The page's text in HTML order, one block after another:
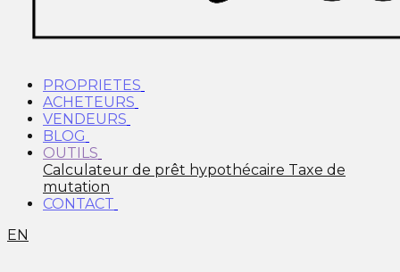
PROPRIETES
ACHETEURS
VENDEURS
BLOG
OUTILS
Calculateur de prêt hypothécaire Taxe de
mutation
CONTACT
EN